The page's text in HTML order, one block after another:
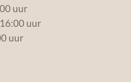
uur
uur
uur